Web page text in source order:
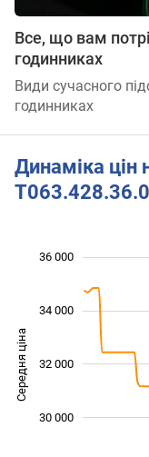
Все, що вам
годинниках
Види сучасного
годинниках
Динаміка цін
Середня ціна 28 000
30 000
32 000
34 000
36 000